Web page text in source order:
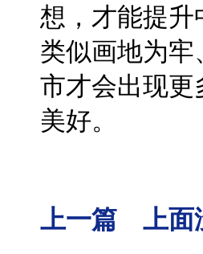
想，才能提
类似画地为
市才会出现更
美好。
上一篇 上面